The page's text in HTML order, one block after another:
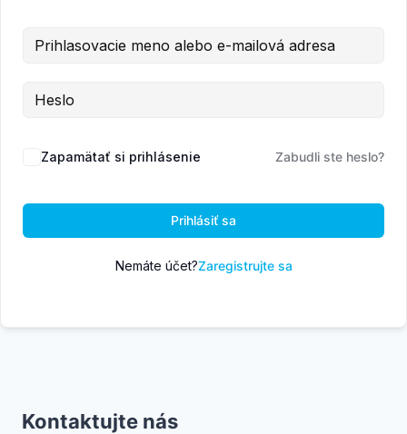
Zapamätať si prihlásenie Zabudli ste heslo?
Prihlásiť sa
Nemáte účet?Zaregistrujte sa
Kontaktujte nás